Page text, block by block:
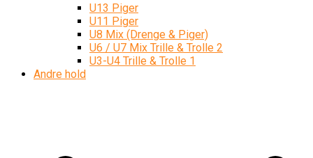
U13 Piger
U11 Piger
U8 Mix (Drenge & Piger)
U6 / U7 Mix Trille & Trolle 2
U3-U4 Trille & Trolle 1
Andre hold